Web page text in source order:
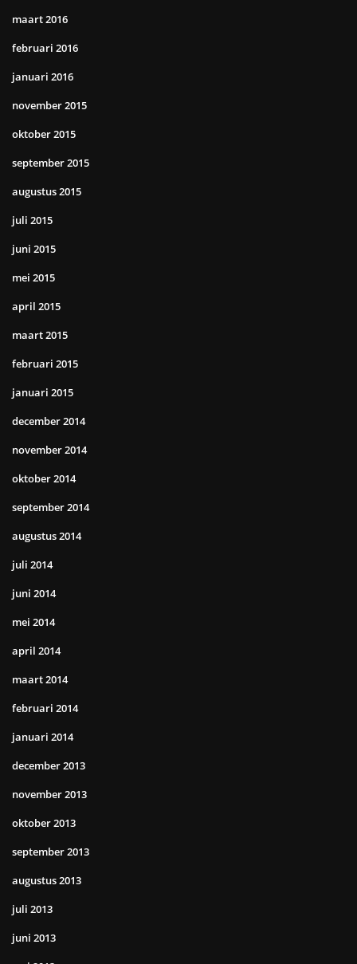
maart 2016
februari 2016
januari 2016
november 2015
oktober 2015
september 2015
augustus 2015
juli 2015
juni 2015
mei 2015
april 2015
maart 2015
februari 2015
januari 2015
december 2014
november 2014
oktober 2014
september 2014
augustus 2014
juli 2014
juni 2014
mei 2014
april 2014
maart 2014
februari 2014
januari 2014
december 2013
november 2013
oktober 2013
september 2013
augustus 2013
juli 2013
juni 2013